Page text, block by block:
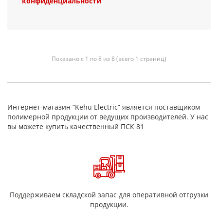
Показано с 1 по 8 из 8 (всего 1 страниц)
Интернет-магазин “Kehu Electric” является поставщиком
полимерной продукции от ведущих производителей. У нас
вы можете купить качественный ПСК 81
Поддерживаем складской запас для оперативной отгрузки
продукции.